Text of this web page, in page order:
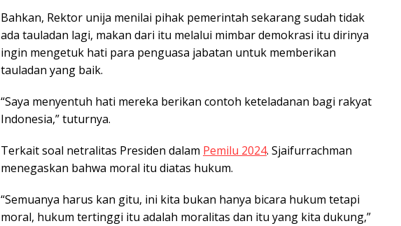
Bahkan, Rektor unija menilai pihak pemerintah sekarang sudah tidak
ada tauladan lagi, makan dari itu melalui mimbar demokrasi itu dirinya
ingin mengetuk hati para penguasa jabatan untuk memberikan
tauladan yang baik.
“Saya menyentuh hati mereka berikan contoh keteladanan bagi rakyat
Indonesia,” tuturnya.
Terkait soal netralitas Presiden dalam Pemilu 2024. Sjaifurrachman
menegaskan bahwa moral itu diatas hukum.
“Semuanya harus kan gitu, ini kita bukan hanya bicara hukum tetapi
moral, hukum tertinggi itu adalah moralitas dan itu yang kita dukung,”